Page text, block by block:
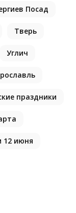
Посад
Тверь
Углич
праздники
12 июня